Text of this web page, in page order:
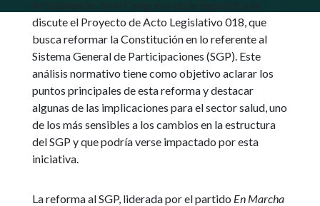
discute el Proyecto de Acto Legislativo 018, que
busca reformar la Constitución en lo referente al
Sistema General de Participaciones (SGP). Este
análisis normativo tiene como objetivo aclarar los
puntos principales de esta reforma y destacar
algunas de las implicaciones para el sector salud, uno
de los más sensibles a los cambios en la estructura
del SGP y que podría verse impactado por esta
iniciativa.
La reforma al SGP, liderada por el partido En Marcha